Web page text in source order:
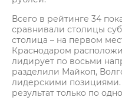
Всего в рейтинге 34
сравнивали столицы
столица – на первом
Краснодаром
лидирует по восьми
разделили Майкоп,
лидерскими позициями.
результат только по